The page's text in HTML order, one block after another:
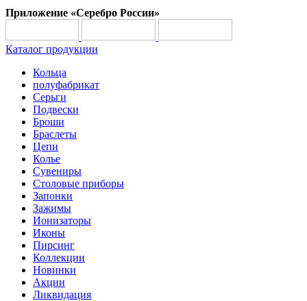
Приложение «Серебро России»
Каталог продукции
Кольца
полуфабрикат
Серьги
Подвески
Броши
Браслеты
Цепи
Колье
Сувениры
Столовые приборы
Запонки
Зажимы
Ионизаторы
Иконы
Пирсинг
Коллекции
Новинки
Акции
Ликвидация